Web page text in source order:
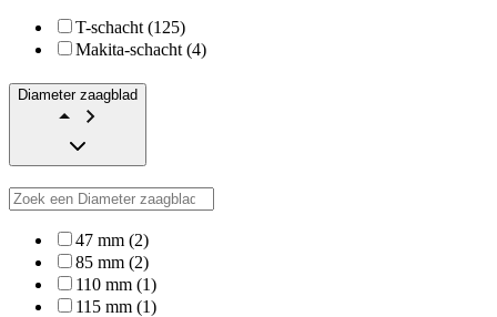
T-schacht (125)
Makita-schacht (4)
Diameter zaagblad
47 mm (2)
85 mm (2)
110 mm (1)
115 mm (1)